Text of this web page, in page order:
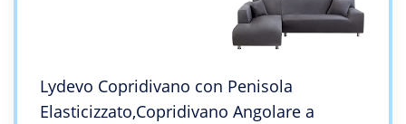
Lydevo Copridivano con Penisola
Elasticizzato,Copridivano Angolare a